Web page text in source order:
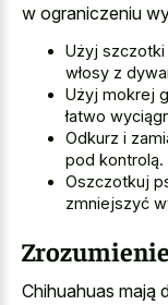
w ograniczeniu
Użyj szczotki
włosy z
Użyj mokrej
łatwo
Odkurz i
pod kontrolą.
Oszczotkuj
zmniejszyć
Chihuahuas mają